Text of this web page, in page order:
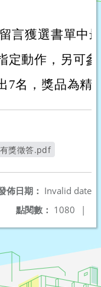
言獲選書單中
定動作，另可
7名，獎品為精
有獎徵答.pdf
佈日期： Invalid date
點閱數： 1080 |